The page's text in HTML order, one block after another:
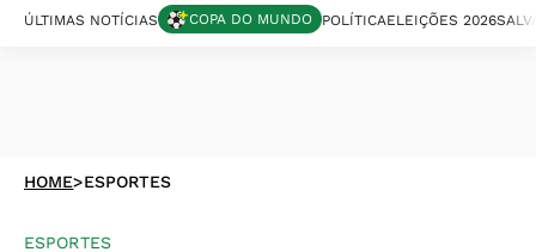
ÚLTIMAS NOTÍCIAS COPA DO MUNDO POLÍTICAELEIÇÕES 2026
HOME>ESPORTES
ESPORTES